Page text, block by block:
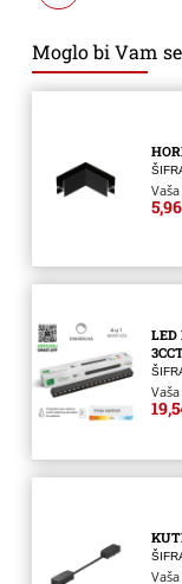
Moglo bi Vam
LED